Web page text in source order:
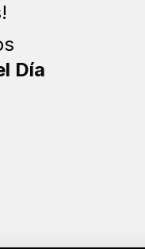
Día